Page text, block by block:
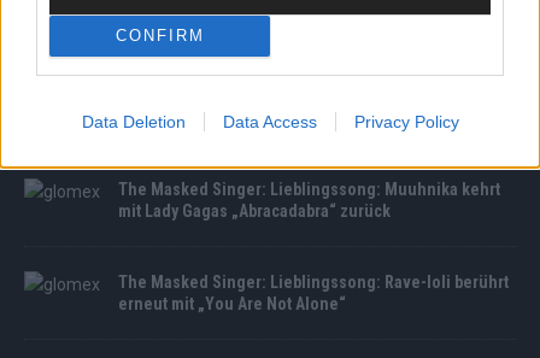
CONFIRM
Data Deletion Data Access Privacy Policy
und Comedienne gewinnt als Muuhnika
Sänger hat sich als Rave-Ioli in die Herzen gesungen
The Masked Singer: Lieblingssong: Muuhnika kehrt
mit Lady Gagas „Abracadabra“ zurück
The Masked Singer: Lieblingssong: Rave-Ioli berührt
erneut mit „You Are Not Alone“